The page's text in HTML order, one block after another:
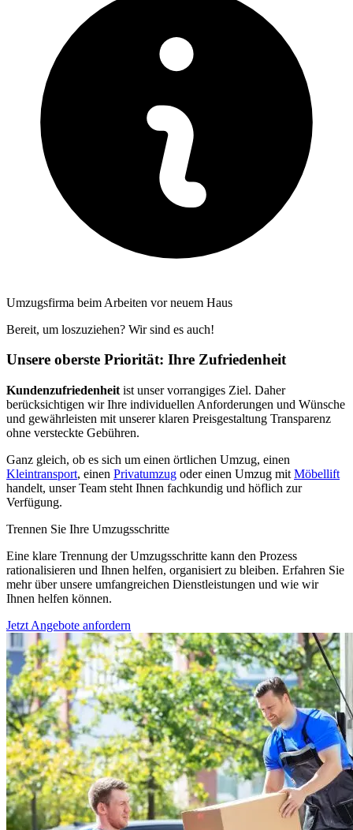
Umzugsfirma beim Arbeiten vor neuem Haus
Bereit, um loszuziehen? Wir sind es auch!
Unsere oberste Priorität: Ihre Zufriedenheit
Kundenzufriedenheit ist unser vorrangiges Ziel. Daher
berücksichtigen wir Ihre individuellen Anforderungen und Wünsche
und gewährleisten mit unserer klaren Preisgestaltung Transparenz
ohne versteckte Gebühren.
Ganz gleich, ob es sich um einen örtlichen Umzug, einen
Kleintransport, einen Privatumzug oder einen Umzug mit Möbellift
handelt, unser Team steht Ihnen fachkundig und höflich zur
Verfügung.
Trennen Sie Ihre Umzugsschritte
Eine klare Trennung der Umzugsschritte kann den Prozess
rationalisieren und Ihnen helfen, organisiert zu bleiben. Erfahren Sie
mehr über unsere umfangreichen Dienstleistungen und wie wir
Ihnen helfen können.
Jetzt Angebote anfordern